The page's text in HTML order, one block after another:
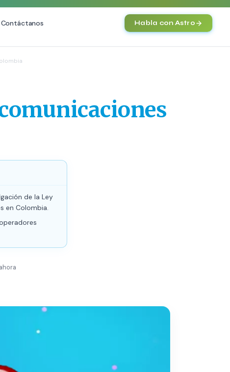
Contáctanos Habla con Astro
Chatbot Multicanal
Automatización Inteligente
de la Ley
en Colombia.